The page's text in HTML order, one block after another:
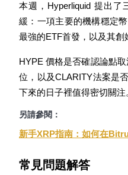
定投理财
學習理財
本週，Hyperliquid 提出
緩：一項主要的機構穩定
最強的ETF首發，以及其創
HYPE 價格是否確認論點
位，以及CLARITY法案是
下來的日子裡值得密切關注
另請參閱：
新手XRP指南：如何在
常見問題解答